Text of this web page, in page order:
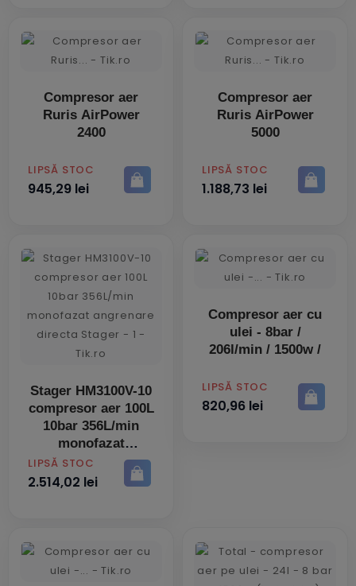
Compresor aer
Ruris AirPower
2400
PRET
LIPSĂ STOC
945,29 lei
Compresor aer
Ruris AirPower
5000
PRET
LIPSĂ STOC
1.188,73 lei
Stager HM3100V-10
compresor aer 100L
10bar 356L/min
monofazat
angrenare directa
PRET
LIPSĂ STOC
2.514,02 lei
Compresor aer cu
ulei - 8bar /
206l/min / 1500w /
PRET
LIPSĂ STOC
820,96 lei